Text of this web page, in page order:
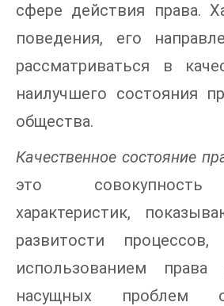
сфере действия права.
поведения, его
рассматриваться в
наилучшего состояния
общества.
Качественное состояние
это совокупность
характеристик,
развитости
использованием
насущных проблем